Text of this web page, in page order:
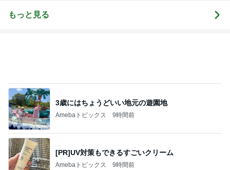
もっと見る
3歳にはちょうどいい地元の遊園地
Amebaトピックス 9時間前
[PR]UV対策もできるすごいクリーム
Amebaトピックス 9時間前